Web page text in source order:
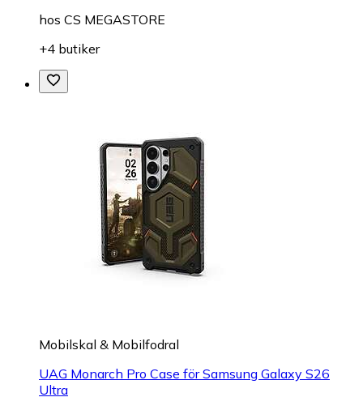
hos CS MEGASTORE
+4 butiker
Mobilskal & Mobilfodral
UAG Monarch Pro Case för Samsung Galaxy S26
Ultra